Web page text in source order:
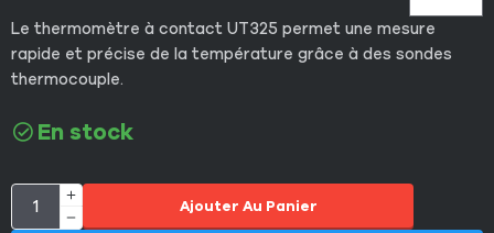
Le thermomètre à contact UT325 permet une mesure
rapide et précise de la température grâce à des sondes
thermocouple.
En stock
Ajouter Au Panier